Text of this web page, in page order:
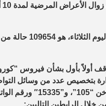
وذكر “مجاهد” أن إجمالي العدد الذي تم تسجيله في مصر بفيروس
أولاً بأول بشأن فيروس
بتخصيص عدد من وسائل
استفسارات المواطنين بشأن فيروس كورونا المستجد والأمراض المعدية، منها الخط